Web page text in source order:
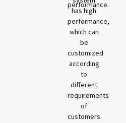
performance.
has high
performance,
which can
be
customized
according
to
different
requirements
of
customers.